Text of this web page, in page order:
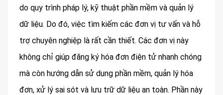
do quy trình pháp lý, kỹ thuật phần mềm và quản lý
dữ liệu. Do đó, việc tìm kiếm các đơn vị tư vấn và hỗ
trợ chuyên nghiệp là rất cần thiết. Các đơn vị này
không chỉ giúp đăng ký hóa đơn điện tử nhanh chóng
mà còn hướng dẫn sử dụng phần mềm, quản lý hóa
đơn, xử lý sai sót và lưu trữ dữ liệu an toàn. Phần này